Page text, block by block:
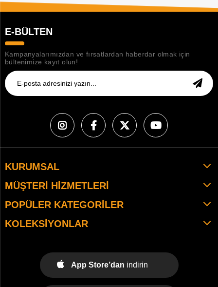
E-BÜLTEN
Kampanyalarımızdan ve fırsatlardan haberdar olmak için
bültenimize kayıt olun!
KURUMSAL
MÜŞTERI HIZMETLERI
POPÜLER KATEGORILER
KOLEKSIYONLAR
App Store’dan indirin